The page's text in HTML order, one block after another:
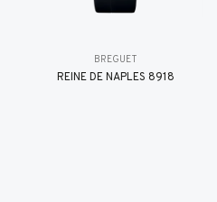
BREGUET
REINE DE NAPLES 8918